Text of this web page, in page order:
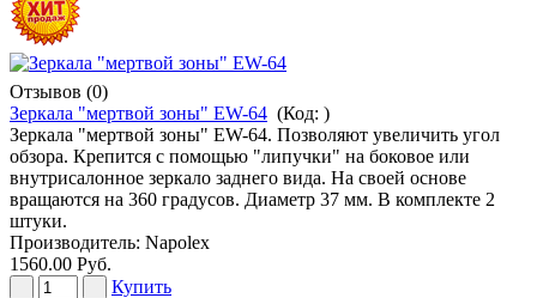
Отзывов (0)
Зеркала "мертвой зоны" EW-64 (Код: )
Зеркала "мертвой зоны" EW-64. Позволяют увеличить угол
обзора. Крепится с помощью "липучки" на боковое или
внутрисалонное зеркало заднего вида. На своей основе
вращаются на 360 градусов. Диаметр 37 мм. В комплекте 2
штуки.
Производитель: Napolex
1560.00 Руб.
Купить